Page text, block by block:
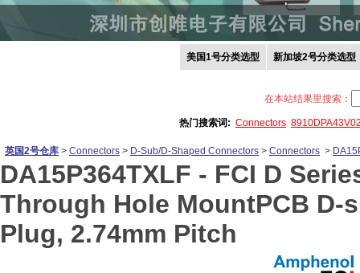
美国1号分类选型 新加坡2号分类选型
在本站结果里搜索：
热门搜索词: Connectors
英国2号仓库 > Connectors > D-Sub/D-Shaped Connectors > Connectors >
DA15P364TXLF - FCI D
Through Hole MountPCB D-
Plug, 2.74mm Pitch